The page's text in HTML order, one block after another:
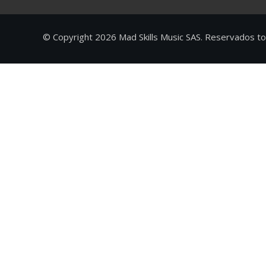
© Copyright 2026 Mad Skills Music SAS. Reservados